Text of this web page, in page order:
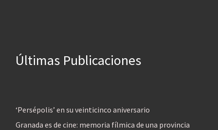
Últimas Publicaciones
‘Persépolis’ en su veinticinco aniversario
Granada es de cine: memoria fílmica de una provincia